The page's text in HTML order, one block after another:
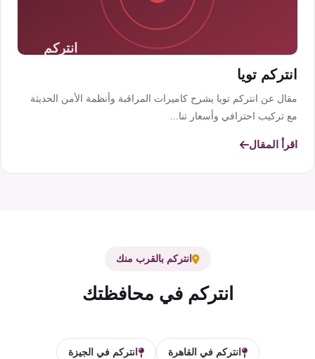
انتركم تويا
مقال عن انتركم تويا يشرح كاميرات المراقبة وأنظمة الأمن الحديثة
مع تركيب احترافي وأسعار تنا...
اقرأ المقال
انتركم بالقرب منك
انتركم في محافظتك
انتركم في القاهرة انتركم في الجيزة